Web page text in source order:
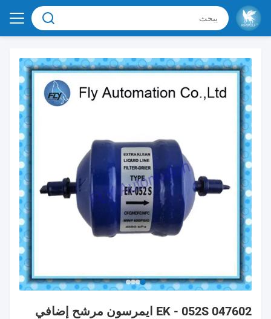
EK - 052S 047602 ايمرسون مرشح إضافي